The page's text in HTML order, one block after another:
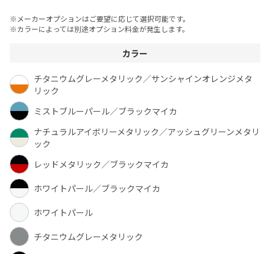
※メーカーオプションはご要望に応じて選択可能です。
※カラーによっては別途オプション料金が発生します。
カラー
チタニウムグレーメタリック／サンシャインオレンジメタ
リック
ミストブルーパール／ブラックマイカ
ナチュラルアイボリーメタリック／アッシュグリーンメタリ
ック
レッドメタリック／ブラックマイカ
ホワイトパール／ブラックマイカ
ホワイトパール
チタニウムグレーメタリック